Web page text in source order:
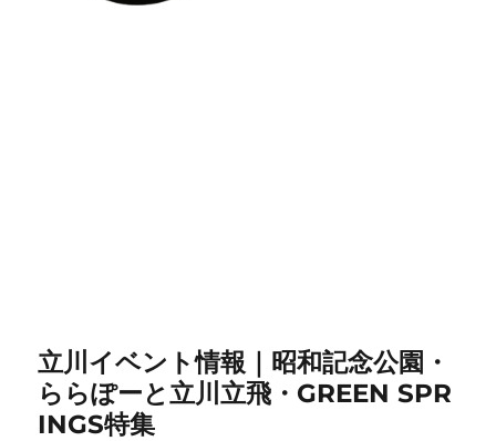
立川イベント情報｜昭和記念公園・
ららぽーと立川立飛・GREEN SPR
INGS特集